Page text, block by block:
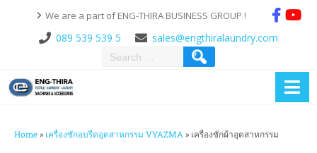
We are a part of ENG-THIRA BUSINESS GROUP !
089 539 539 5 sales@engthiralaundry.com
Home » เครื่องซักอบรีดอุตสาหกรรม VYAZMA » เครื่องซักผ้าอุตสาหกรรม